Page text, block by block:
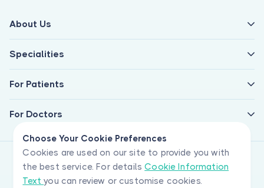
Choose Your Cookie Preferences
Cookies are used on our site to provide you with
the best service. For detailsCookie Information
Textyou can review or customise cookies.
About Us
Specialities
For Patients
For Doctors